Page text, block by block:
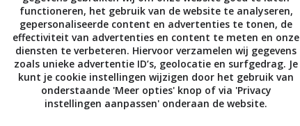
RAW,SUIKERVERVANGER,VEGAN ALLE 119 REACTIES BEKIJKEN
functioneren, het gebruik van de website te analyseren,
gepersonaliseerde content en advertenties te tonen, de
effectiviteit van advertenties en content te meten en onze
diensten te verbeteren. Hiervoor verzamelen wij gegevens
zoals unieke advertentie ID’s, geolocatie en surfgedrag. Je
kunt je cookie instellingen wijzigen door het gebruik van
onderstaande 'Meer opties' knop of via 'Privacy
instellingen aanpassen' onderaan de website.